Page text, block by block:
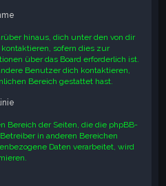
hinaus, dich unter den von dir
sofern dies zur
über das Board erforderlich ist.
Benutzer dich kontaktieren,
Bereich gestattet hast.
Bereich der Seiten, die die phpBB-
in anderen Bereichen
Daten verarbeitet, wird